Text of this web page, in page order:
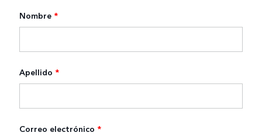
Nombre *
Apellido *
Correo electrónico *